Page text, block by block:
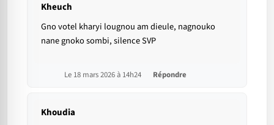
Kheuch
Gno votel kharyi lougnou am dieule, nagnouko
nane gnoko sombi, silence SVP
Le 18 mars 2026 à 14h24 Répondre
Khoudia